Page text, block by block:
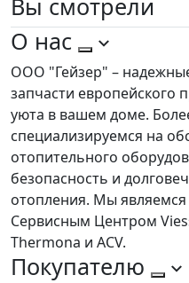
Вы смотрели
О нас
ООО "Гейзер" –
запчасти европейского
уюта в вашем доме.
специализируемся на
отопительного
безопасность и
отопления. Мы
Сервисным Центром
Thermona и ACV.
Покупателю